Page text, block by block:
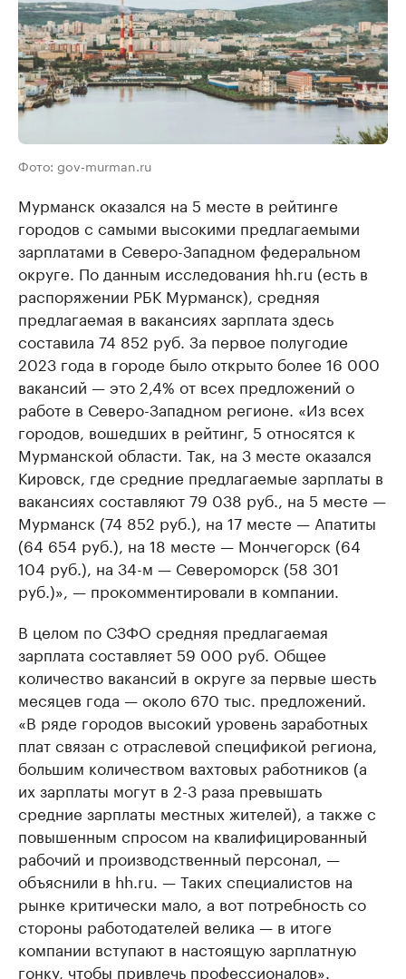
Фото: gov-murman.ru
Мурманск оказался на 5 месте в рейтинге
городов с самыми высокими предлагаемыми
зарплатами в Северо-Западном федеральном
округе. По данным исследования hh.ru (есть в
распоряжении РБК Мурманск), средняя
предлагаемая в вакансиях зарплата здесь
составила 74 852 руб. За первое полугодие
2023 года в городе было открыто более 16 000
вакансий — это 2,4% от всех предложений о
работе в Северо-Западном регионе. «Из всех
городов, вошедших в рейтинг, 5 относятся к
Мурманской области. Так, на 3 месте оказался
Кировск, где средние предлагаемые зарплаты в
вакансиях составляют 79 038 руб., на 5 месте —
Мурманск (74 852 руб.), на 17 месте — Апатиты
(64 654 руб.), на 18 месте — Мончегорск (64
104 руб.), на 34-м — Североморск (58 301
руб.)», — прокомментировали в компании.
В целом по СЗФО средняя предлагаемая
зарплата составляет 59 000 руб. Общее
количество вакансий в округе за первые шесть
месяцев года — около 670 тыс. предложений.
«В ряде городов высокий уровень заработных
плат связан с отраслевой спецификой региона,
большим количеством вахтовых работников (а
их зарплаты могут в 2-3 раза превышать
средние зарплаты местных жителей), а также с
повышенным спросом на квалифицированный
рабочий и производственный персонал, —
объяснили в hh.ru. — Таких специалистов на
рынке критически мало, а вот потребность со
стороны работодателей велика — в итоге
компании вступают в настоящую зарплатную
гонку, чтобы привлечь профессионалов».